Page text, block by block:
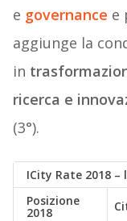
e governance e
aggiunge la
in
ricerca e
(3°).
ICity Rate 2018
Posizione
2018